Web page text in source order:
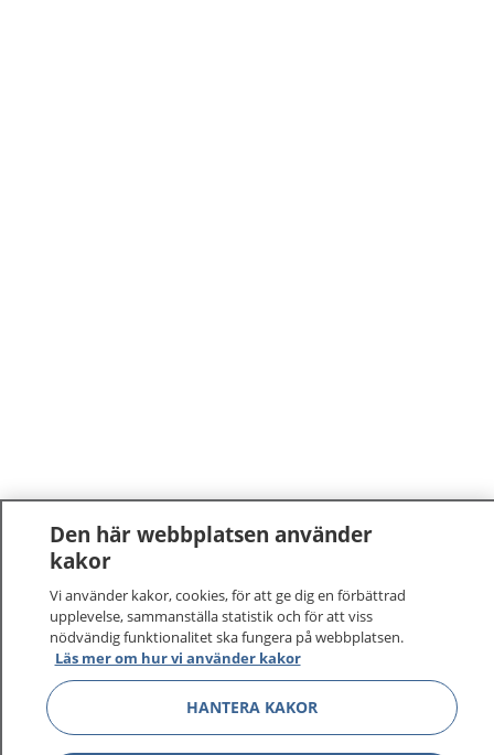
1177 –tryggt om din hälsa och vård
På 1177.se får du råd om hälsa och information om
sjukdomar och vilka mottagningar du kan kontakta.
Logga in för att läsa din journal och göra dina
vårdärenden. Ring telefonnummer 1177 för
sjukvårdsrådgivning dygnet runt.
Den här webbplatsen använder
kakor
Vi använder kakor, cookies, för att ge dig en förbättrad
upplevelse, sammanställa statistik och för att viss
nödvändig funktionalitet ska fungera på webbplatsen.
Läs mer om hur vi använder kakor
HANTERA KAKOR